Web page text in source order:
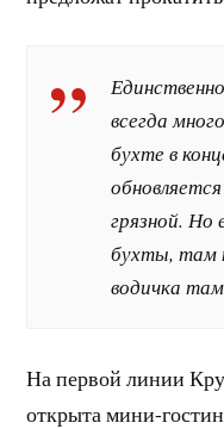
всегда
бухте в
грязной. Но
бухты, там
водичка
На первой линии
открыта мини-